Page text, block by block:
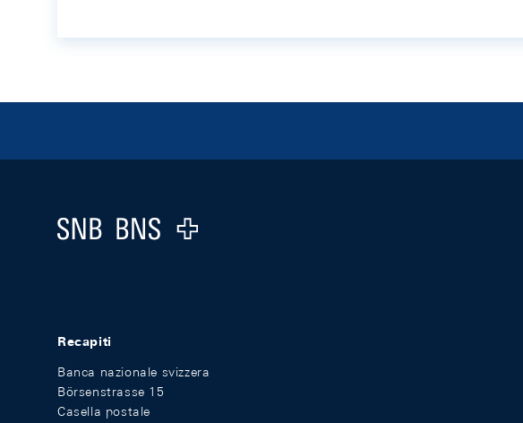
Logo
Recapiti
Banca nazionale svizzera
Börsenstrasse 15
Casella postale